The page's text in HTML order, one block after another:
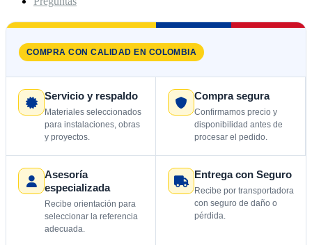
COMPRA CON CALIDAD EN COLOMBIA
Servicio y respaldo
Materiales seleccionados
para instalaciones, obras
y proyectos.
Compra segura
Confirmamos precio y
disponibilidad antes de
procesar el pedido.
Asesoría
especializada
Recibe orientación para
seleccionar la referencia
adecuada.
Entrega con Seguro
Recibe por transportadora
con seguro de daño o
pérdida.